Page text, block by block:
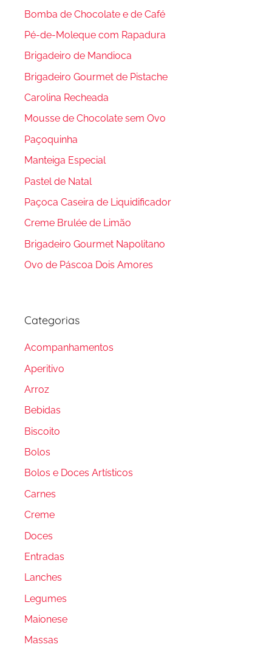
Bomba de Chocolate e de Café
Pé-de-Moleque com Rapadura
Brigadeiro de Mandioca
Brigadeiro Gourmet de Pistache
Carolina Recheada
Mousse de Chocolate sem Ovo
Paçoquinha
Manteiga Especial
Pastel de Natal
Paçoca Caseira de Liquidificador
Creme Brulée de Limão
Brigadeiro Gourmet Napolitano
Ovo de Páscoa Dois Amores
Categorias
Acompanhamentos
Aperitivo
Arroz
Bebidas
Biscoito
Bolos
Bolos e Doces Artísticos
Carnes
Creme
Doces
Entradas
Lanches
Legumes
Maionese
Massas